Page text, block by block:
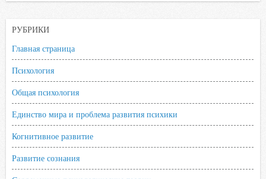
РУБРИКИ
Главная страница
Психология
Общая психология
Единство мира и проблема развития психики
Когнитивное развитие
Развитие сознания